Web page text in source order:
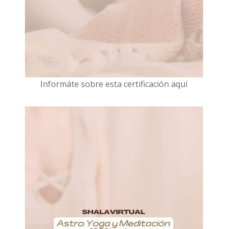
Informáte sobre esta certificación aquí